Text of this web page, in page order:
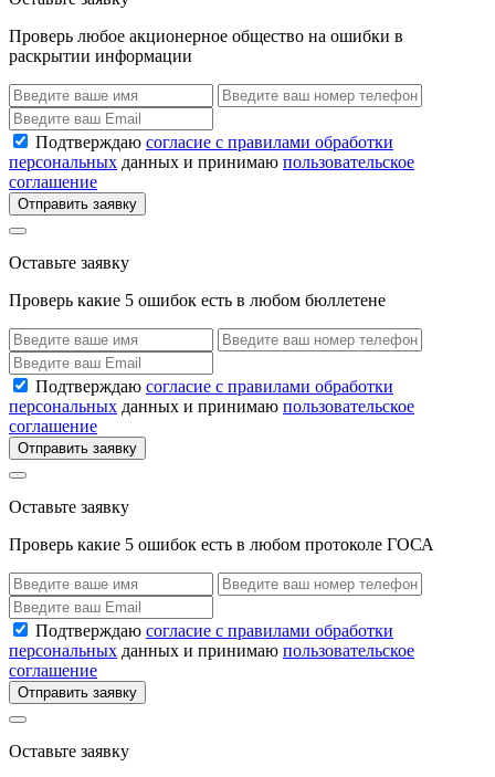
Проверь любое акционерное общество на ошибки в
раскрытии информации
Подтверждаю согласие с правилами обработки
персональных данных и принимаю пользовательское
соглашение
Отправить заявку
Оставьте заявку
Проверь какие 5 ошибок есть в любом бюллетене
Подтверждаю согласие с правилами обработки
персональных данных и принимаю пользовательское
соглашение
Отправить заявку
Оставьте заявку
Проверь какие 5 ошибок есть в любом протоколе ГОСА
Подтверждаю согласие с правилами обработки
персональных данных и принимаю пользовательское
соглашение
Отправить заявку
Оставьте заявку